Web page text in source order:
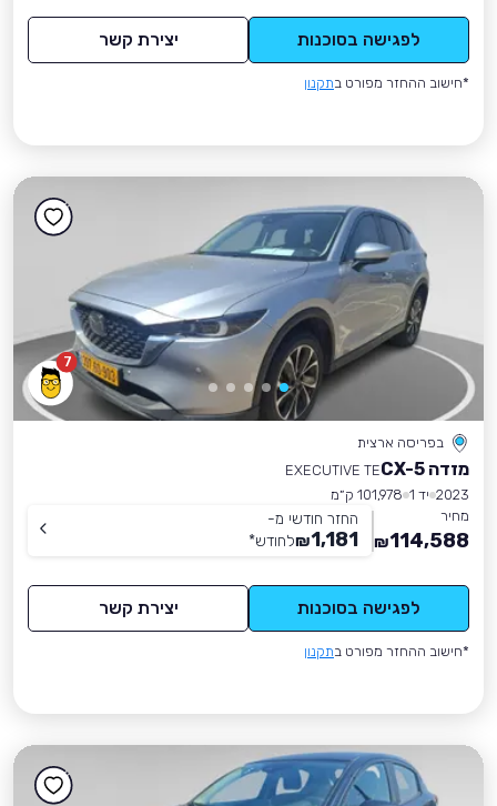
לפגישה בסוכנות יצירת קשר
*חישוב ההחזר מפורט בתקנון
7
בפריסה ארצית
מזדה CX-5
EXECUTIVE TE
2023 יד 1
101,978 ק״מ
מחיר
114,588
₪
החזר חודשי מ-
1,181
₪לחודש*
לפגישה בסוכנות יצירת קשר
*חישוב ההחזר מפורט בתקנון